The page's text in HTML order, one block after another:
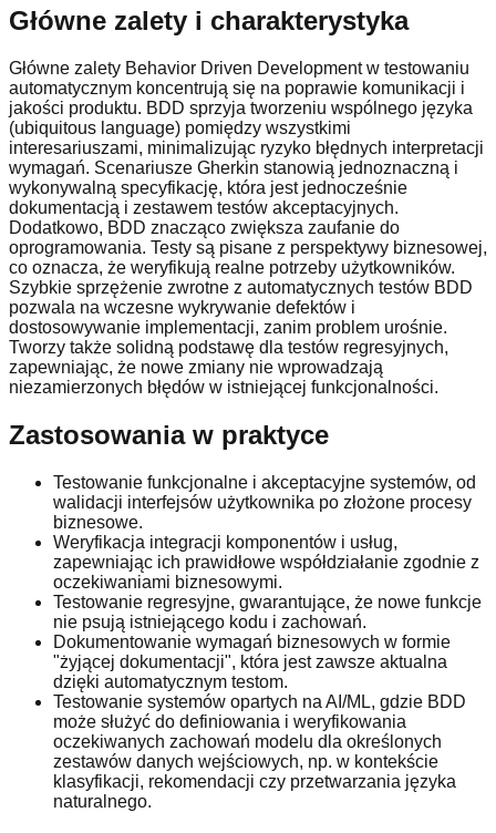
Główne zalety i charakterystyka
Główne zalety Behavior Driven Development w testowaniu
automatycznym koncentrują się na poprawie komunikacji i
jakości produktu. BDD sprzyja tworzeniu wspólnego języka
(ubiquitous language) pomiędzy wszystkimi
interesariuszami, minimalizując ryzyko błędnych interpretacji
wymagań. Scenariusze Gherkin stanowią jednoznaczną i
wykonywalną specyfikację, która jest jednocześnie
dokumentacją i zestawem testów akceptacyjnych.
Dodatkowo, BDD znacząco zwiększa zaufanie do
oprogramowania. Testy są pisane z perspektywy biznesowej,
co oznacza, że weryfikują realne potrzeby użytkowników.
Szybkie sprzężenie zwrotne z automatycznych testów BDD
pozwala na wczesne wykrywanie defektów i
dostosowywanie implementacji, zanim problem urośnie.
Tworzy także solidną podstawę dla testów regresyjnych,
zapewniając, że nowe zmiany nie wprowadzają
niezamierzonych błędów w istniejącej funkcjonalności.
Zastosowania w praktyce
Testowanie funkcjonalne i akceptacyjne systemów, od
walidacji interfejsów użytkownika po złożone procesy
biznesowe.
Weryfikacja integracji komponentów i usług,
zapewniając ich prawidłowe współdziałanie zgodnie z
oczekiwaniami biznesowymi.
Testowanie regresyjne, gwarantujące, że nowe funkcje
nie psują istniejącego kodu i zachowań.
Dokumentowanie wymagań biznesowych w formie
"żyjącej dokumentacji", która jest zawsze aktualna
dzięki automatycznym testom.
Testowanie systemów opartych na AI/ML, gdzie BDD
może służyć do definiowania i weryfikowania
oczekiwanych zachowań modelu dla określonych
zestawów danych wejściowych, np. w kontekście
klasyfikacji, rekomendacji czy przetwarzania języka
naturalnego.